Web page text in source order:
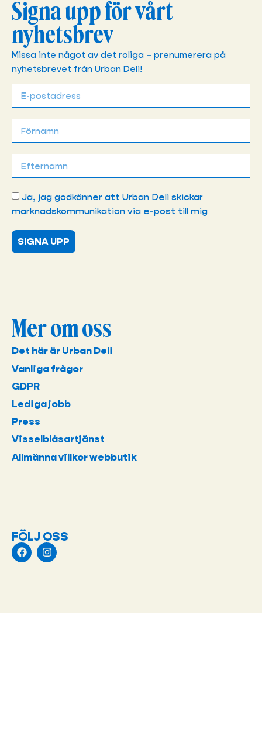
FÖLJ OSS
Mer om oss
Det här är Urban Deli
Vanliga frågor
GDPR
Lediga jobb
Press
Visselblåsartjänst
Allmänna villkor webbutik
Signa upp för vårt
nyhetsbrev
Missa inte något av det roliga – prenumerera på
nyhetsbrevet från Urban Deli!
Ja, jag godkänner att Urban Deli skickar
marknadskommunikation via e-post till mig
SIGNA UPP